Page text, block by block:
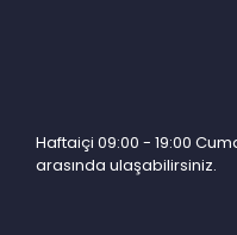
Haftaiçi 09:00 - 19:00
arasında ulaşabilirsiniz.